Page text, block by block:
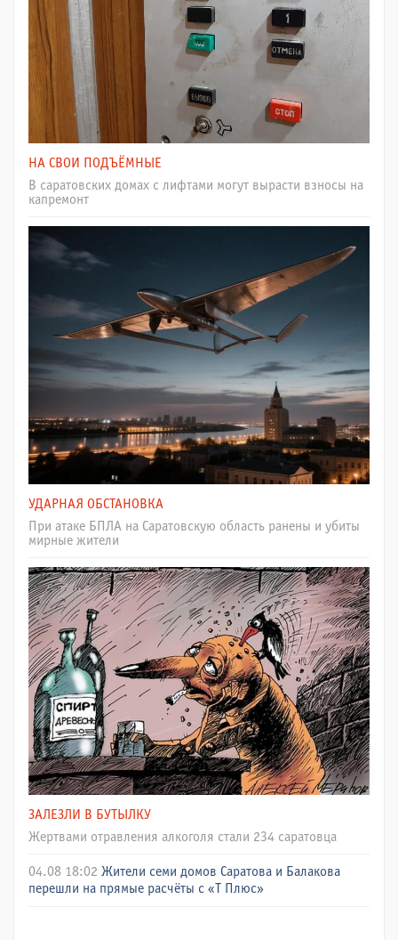
НА СВОИ ПОДЪЁМНЫЕ
В саратовских домах с лифтами могут вырасти взносы на
капремонт
УДАРНАЯ ОБСТАНОВКА
При атаке БПЛА на Саратовскую область ранены и убиты
мирные жители
ЗАЛЕЗЛИ В БУТЫЛКУ
Жертвами отравления алкоголя стали 234 саратовца
04.08 18:02 Жители семи домов Саратова и Балакова
перешли на прямые расчёты с «Т Плюс»